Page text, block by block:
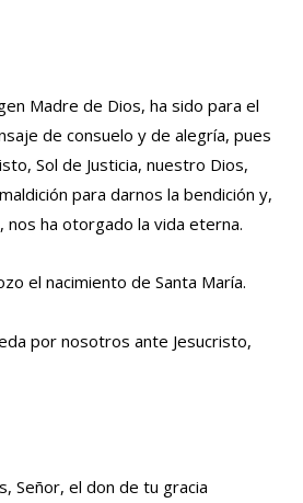
Madre de Dios, ha sido para el
de consuelo y de alegría, pues
Sol de Justicia, nuestro Dios,
para darnos la bendición y,
nos ha otorgado la vida eterna.
el nacimiento de Santa María.
por nosotros ante Jesucristo,
Señor, el don de tu gracia